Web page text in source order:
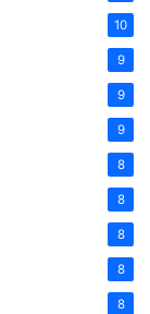
10
9
9
9
8
8
8
8
8